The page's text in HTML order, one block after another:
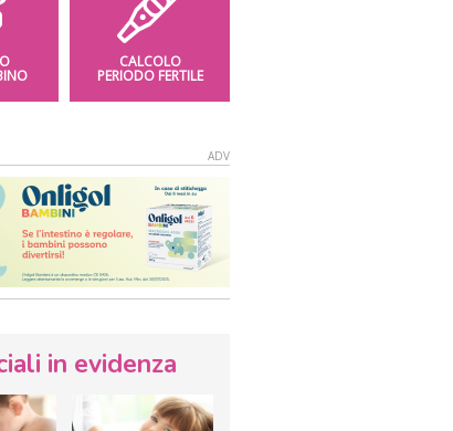
CALCOLO
PERIODO FERTILE
in evidenza